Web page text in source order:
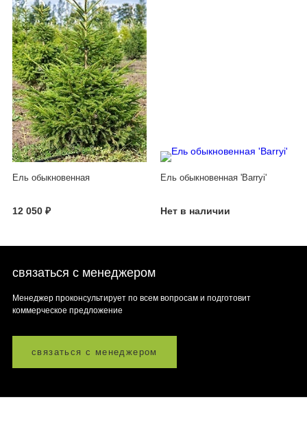
Ель обыкновенная
12 050 ₽
Ель обыкновенная 'Barryi'
Нет в наличии
связаться с менеджером
Менеджер проконсультирует по всем вопросам и подготовит
коммерческое предложение
связаться с менеджером